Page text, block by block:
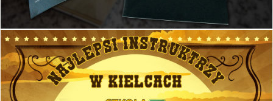
Isopia Ubezpieczenia
Projekt i wydruk ulotki ofertowej A5